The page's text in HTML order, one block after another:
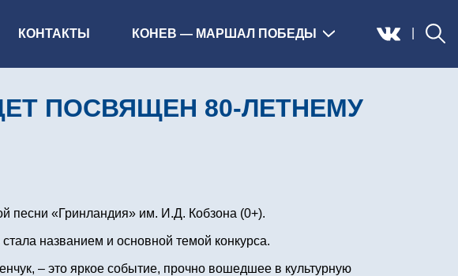
КОНТАКТЫ КОНЕВ — МАРШАЛ ПОБЕДЫ
ПОСВЯЩЕН 80-ЛЕТНЕМУ
песни «Гринландия» им. И.Д. Кобзона (0+).
названием и основной темой конкурса.
– это яркое событие, прочно вошедшее в культурную